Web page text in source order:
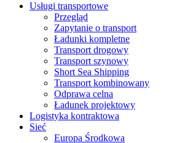
Usługi transportowe
Przegląd
Zapytanie o transport
Ładunki kompletne
Transport drogowy
Transport szynowy
Short Sea Shipping
Transport kombinowany
Odprawa celna
Ładunek projektowy
Logistyka kontraktowa
Sieć
Europa Środkowa